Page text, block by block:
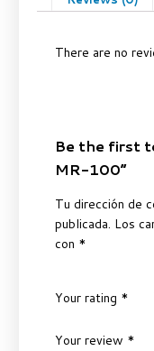
There are no
Be the first
MR-100”
Tu dirección de
publicada. Los
con *
Your rating *
Your review *